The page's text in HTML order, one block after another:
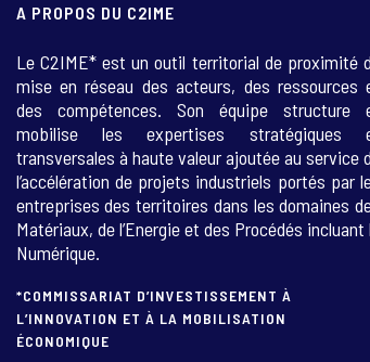
A PROPOS DU C2IME
Le C2IME* est un outil territorial de proximité
mise en réseau des acteurs, des ressources
des compétences. Son équipe structure
mobilise les expertises stratégiques
transversales à haute valeur ajoutée au service
l’accélération de projets industriels portés par
entreprises des territoires dans les domaines
Matériaux, de l’Energie et des Procédés incluant
Numérique.
*COMMISSARIAT D’INVESTISSEMENT À
L’INNOVATION ET À LA MOBILISATION
ÉCONOMIQUE